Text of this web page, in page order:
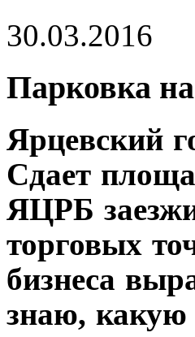
30.03.2016
Парковка
Ярцевский
Сдает
ЯЦРБ
торговых
бизнеса
знаю, какую